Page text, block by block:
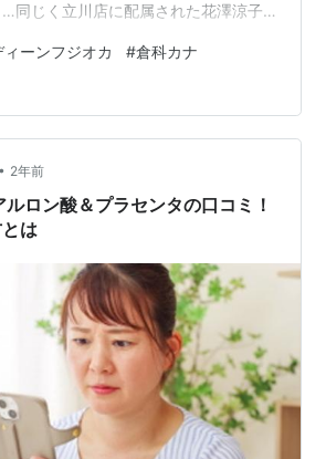
同じく立川店に配属された花澤涼子
人公である永瀬財地は登場しない
のいつものメンバーは登場するぞ。
続きの話だが、必ずしも観ている必
ている。 ４行で感想 ルゥ姉さん 本
変されたグッドなスピンオフだ。永
公が登場しない…
ィーンフジオカ #倉科カナ
• 2年前
ルロン酸＆プラセンタの口コミ！
は